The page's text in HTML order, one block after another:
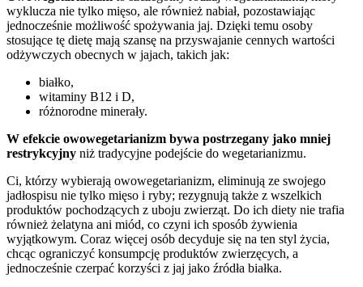
wyklucza nie tylko mięso, ale również nabiał, pozostawiając
jednocześnie możliwość spożywania jaj. Dzięki temu osoby
stosujące tę dietę mają szansę na przyswajanie cennych wartości
odżywczych obecnych w jajach, takich jak:
białko,
witaminy B12 i D,
różnorodne minerały.
W efekcie owowegetarianizm bywa postrzegany jako mniej
restrykcyjny niż tradycyjne podejście do wegetarianizmu.
Ci, którzy wybierają owowegetarianizm, eliminują ze swojego
jadłospisu nie tylko mięso i ryby; rezygnują także z wszelkich
produktów pochodzących z uboju zwierząt. Do ich diety nie trafia
również żelatyna ani miód, co czyni ich sposób żywienia
wyjątkowym. Coraz więcej osób decyduje się na ten styl życia,
chcąc ograniczyć konsumpcję produktów zwierzęcych, a
jednocześnie czerpać korzyści z jaj jako źródła białka.